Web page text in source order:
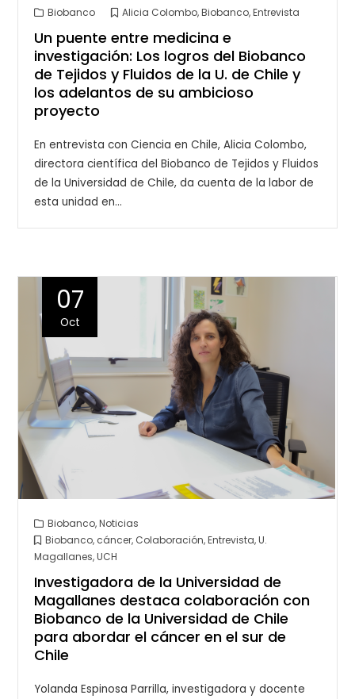
Biobanco Alicia Colombo,Biobanco,Entrevista
Un puente entre medicina e
investigación: Los logros del Biobanco
de Tejidos y Fluidos de la U. de Chile y
los adelantos de su ambicioso
proyecto
En entrevista con Ciencia en Chile, Alicia Colombo,
directora científica del Biobanco de Tejidos y Fluidos
de la Universidad de Chile, da cuenta de la labor de
esta unidad en…
07
Oct
Biobanco,Noticias
Biobanco, cáncer, Colaboración,Entrevista,U.
Magallanes,UCH
Investigadora de la Universidad de
Magallanes destaca colaboración con
Biobanco de la Universidad de Chile
para abordar el cáncer en el sur de
Chile
Yolanda Espinosa Parrilla, investigadora y docente